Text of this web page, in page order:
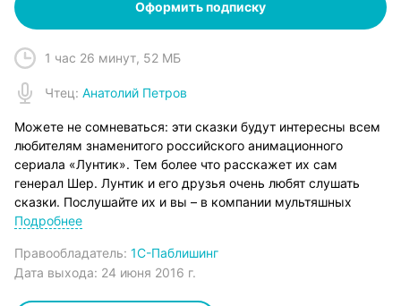
Оформить подписку
1 час 26 минут, 52 МБ
Чтец: Анатолий Петров
Можете не сомневаться: эти сказки будут интересны всем
любителям знаменитого российского анимационного
сериала «Лунтик». Тем более что расскажет их сам
генерал Шер. Лунтик и его друзья очень любят слушать
сказки. Послушайте их и вы – в компании мультяшных
героев.
что у страха глаза велики? Как бороться с жадными и
ленивыми? Что такое подлинная справедливость? На эти и
Подробнее
Правообладатель: 1С-Паблишинг
Дата выхода: 24 июня 2016 г.